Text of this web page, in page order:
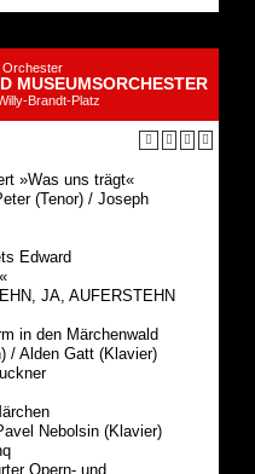
Orchester
MUSEUMSORCHESTER
Brandt-Platz
»Was uns trägt«
(Tenor) / Joseph
Edward
JA, AUFERSTEHN
in den Märchenwald
/ Alden Gatt (Klavier)
Nebolsin (Klavier)
Opern- und